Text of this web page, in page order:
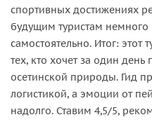
спортивных достижениях
будущим туристам немного
самостоятельно. Итог:
тех, кто хочет за один день
осетинской природы. Гид
логистикой, а эмоции от
надолго. Ставим 4,5/5,